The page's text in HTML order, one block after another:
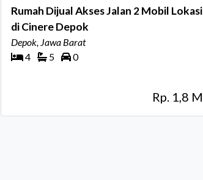
Rumah Dijual Akses Jalan 2 Mobil Lokasi
di Cinere Depok
Depok, Jawa Barat
4
5 0
Rp. 1,8 M